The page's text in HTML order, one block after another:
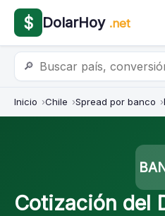
$ DolarHoy .net
🔎
Inicio Chile Spread por banco
Cotización del